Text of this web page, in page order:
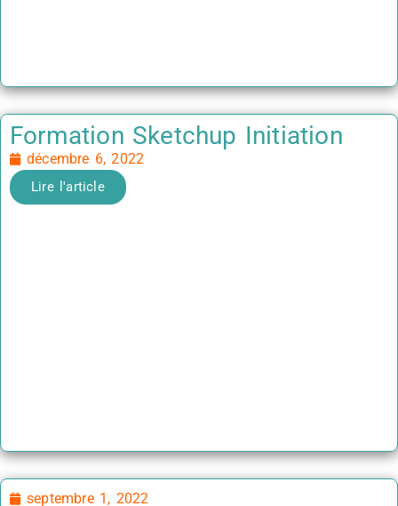
Formation Sketchup Initiation
décembre 6, 2022
Lire l'article
septembre 1, 2022